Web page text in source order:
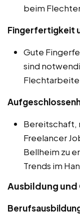
beim
Fingerfertigkeit
Gute
sind
Bereitschaft,
Freelancer
Bellheim zu
Trends im
Ausbildung